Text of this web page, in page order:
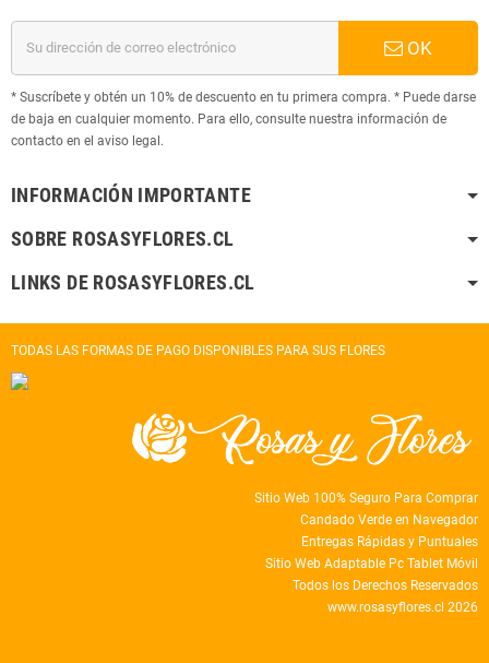
OK
* Suscríbete y obtén un 10% de descuento en tu primera compra. * Puede darse
de baja en cualquier momento. Para ello, consulte nuestra información de
contacto en el aviso legal.
INFORMACIÓN IMPORTANTE
SOBRE ROSASYFLORES.CL
LINKS DE ROSASYFLORES.CL
TODAS LAS FORMAS DE PAGO DISPONIBLES PARA SUS FLORES
Sitio Web 100% Seguro Para Comprar
Candado Verde en Navegador
Entregas Rápidas y Puntuales
Sitio Web Adaptable Pc Tablet Móvil
Todos los Derechos Reservados
www.rosasyflores.cl 2026